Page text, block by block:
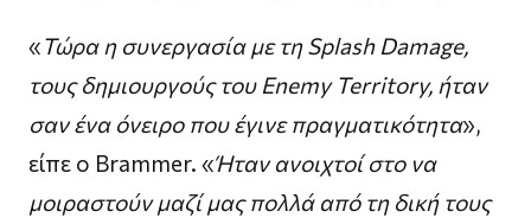
«Τώρα η συνεργασία με τη Splash Damage,
τους δημιουργούς του Enemy Territory, ήταν
σαν ένα όνειρο που έγινε πραγματικότητα»,
είπε ο Brammer. «Ήταν ανοιχτοί στο να
μοιραστούν μαζί μας πολλά από τη δική τους